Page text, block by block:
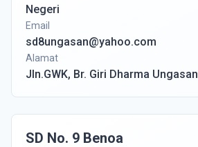
Negeri
Email
sd8ungasan@yahoo.com
Alamat
Jln.GWK, Br. Giri Dharma Ungasan
SD No. 9 Benoa